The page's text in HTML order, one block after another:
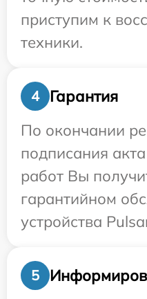
приступим к
техники.
4
Гарантия
По окончании
подписания
работ Вы
гарантийном
устройства
5